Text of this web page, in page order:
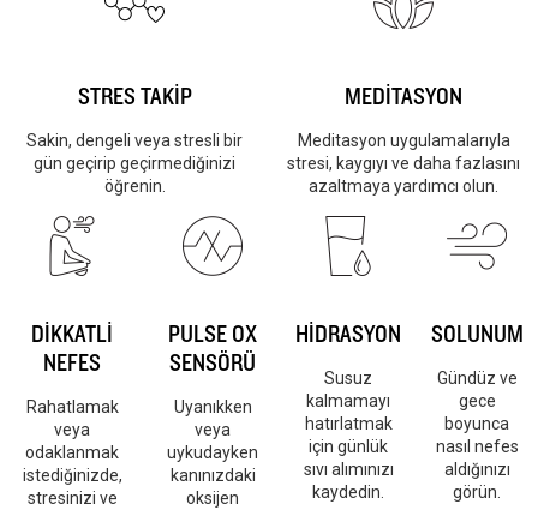
STRES TAKİP
Sakin, dengeli veya stresli bir
gün geçirip geçirmediğinizi
öğrenin.
MEDİTASYON
Meditasyon uygulamalarıyla
stresi, kaygıyı ve daha fazlasını
azaltmaya yardımcı olun.
DİKKATLİ
NEFES
Rahatlamak
veya
odaklanmak
istediğinizde,
stresinizi ve
PULSE OX
SENSÖRÜ
Uyanıkken
veya
uykudayken
kanınızdaki
oksijen
HİDRASYON
Susuz
kalmamayı
hatırlatmak
için günlük
sıvı alımınızı
kaydedin.
SOLUNUM
Gündüz ve
gece
boyunca
nasıl nefes
aldığınızı
görün.